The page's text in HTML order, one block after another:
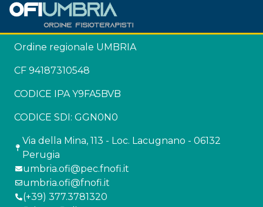
Ordine regionale UMBRIA
CF 94187310548
CODICE IPA Y9FA5BVB
CODICE SDI: GGN0N0
Via della Mina, 113 - Loc. Lacugnano - 06132
Perugia
umbria.ofi@pec.fnofi.it
umbria.ofi@fnofi.it
(+39) 377.3781320